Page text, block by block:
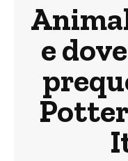
e